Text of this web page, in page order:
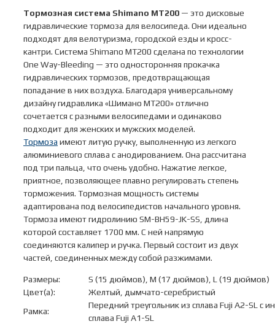
Тормозная система Shimano MT200 — это дисковые
гидравлические тормоза для велосипеда. Они идеально
подходят для велотуризма, городской езды и кросс-
кантри. Система Shimano MT200 сделана по технологии
One Way-Bleeding — это односторонняя прокачка
гидравлических тормозов, предотвращающая
попадание в них воздуха. Благодаря универсальному
дизайну гидравлика «Шимано MT200» отлично
сочетается с разными велосипедами и одинаково
подходит для женских и мужских моделей.
Тормоза имеют литую ручку, выполненную из легкого
алюминиевого сплава с анодированием. Она рассчитана
под три пальца, что очень удобно. Нажатие легкое,
приятное, позволяющее плавно регулировать степень
торможения. Тормозная мощность системы
адаптирована под велосипедистов начального уровня.
Тормоза имеют гидролинию SM-BH59-JK-SS, длина
которой составляет 1700 мм. С ней напрямую
соединяются калипер и ручка. Первый состоит из двух
частей, соединенных между собой разжимами.
Размеры:
S (15 дюймов), M (17 дюймов), L (19 дюймов)
Цвет(а):
Желтый, дымчато-серебристый
Рамка:
Передний треугольник из сплава Fuji A2-SL с
сплава Fuji A1-SL